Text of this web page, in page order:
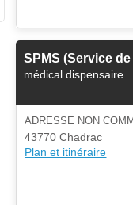
SPMS (Service
médical dispensaire
ADRESSE NON
43770 Chadrac
Plan et itinéraire